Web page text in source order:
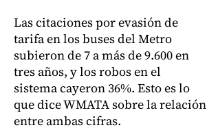
Las citaciones por evasión de
tarifa en los buses del Metro
subieron de 7 a más de 9.600 en
tres años, y los robos en el
sistema cayeron 36%. Esto es lo
que dice WMATA sobre la relación
entre ambas cifras.